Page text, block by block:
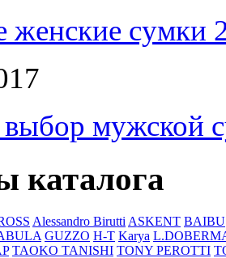
сумки
мужской
каталога
Alessandro Birutti ASKENT BAIBU
GUZZO H-T Karya
TAOKO TANISHI TONY PEROTTI